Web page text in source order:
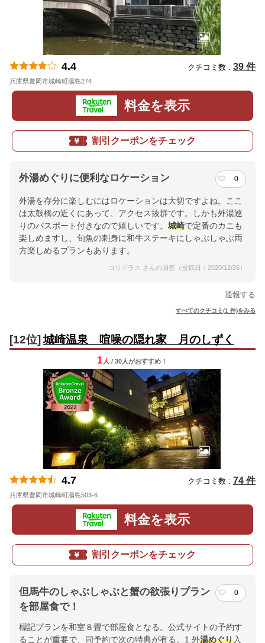
4.4 クチコミ数 : 39 件
兵庫県豊岡市城崎町湯島274
料金を表示
割引クーポンをチェック
外湯めぐりに便利なロケーション 0
外湯を存分に楽しむにはロケーションは大切ですよね。ここ
は太鼓橋の近くにあって、アクセス抜群です。しかも外湯巡
りのパスポート付きなので嬉しいです。 城崎で定番のカニも
楽しめますし、旬魚の刺身に和牛ステーキにしゃぶしゃぶ両
方楽しめるプランもあります。
コリドラス さんの回答（投稿日：2020/12/26）
通報する
すべてのクチコミ(1 件)をみる
[12位] 城崎温泉 喧噪の隠れ家 月のしずく
1 人 / 30人がおすすめ！
4.7 クチコミ数 : 74 件
兵庫県豊岡市城崎町湯島503-6
料金を表示
割引クーポンをチェック
但馬牛のしゃぶしゃぶと蟹の欲張りプラン
を部屋食で！
0
標記プランを和室８畳で部屋食となる。公式サイトの予約す
ることが重要で、同予約で次の特典が有る。1.外湯めぐり入